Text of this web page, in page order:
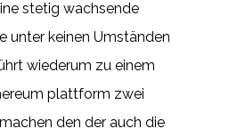
stetig wachsende
unter keinen Umständen
wiederum zu einem
plattform zwei
den der auch die